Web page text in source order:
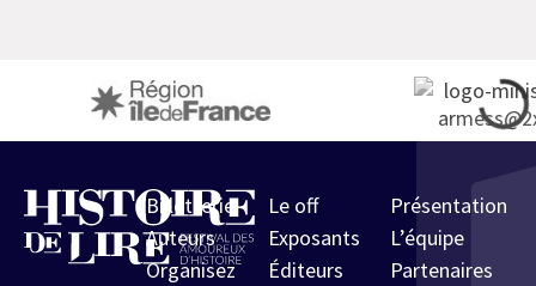
Billetterie
Auteurs
Organisez
Le off
Exposants
Éditeurs
Présentation
L’équipe
Partenaires